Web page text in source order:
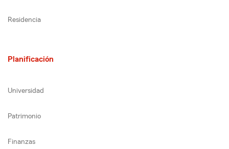
Residencia
Planificación
Universidad
Patrimonio
Finanzas